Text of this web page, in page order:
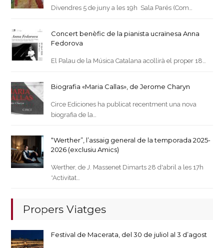
Divendres 5 de juny a les 19h Sala Parés (Com…
Concert benèfic de la pianista ucraïnesa Anna
Fedorova
El Palau de la Música Catalana acollirà el proper 18…
Biografia «Maria Callas», de Jerome Charyn
Circe Ediciones ha publicat recentment una nova
biografia de la…
“Werther”, l’assaig general de la temporada 2025-
2026 (exclusiu Amics)
Werther, de J. Massenet Dimarts 28 d'abril a les 17h
*Activitat…
Propers Viatges
Festival de Macerata, del 30 de juliol al 3 d’agost